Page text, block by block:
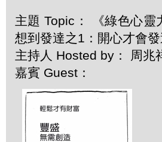
主題 Topic： 《綠色心靈
想到發達之1：開心才會發
主持人 Hosted by： 周兆
嘉賓 Guest：